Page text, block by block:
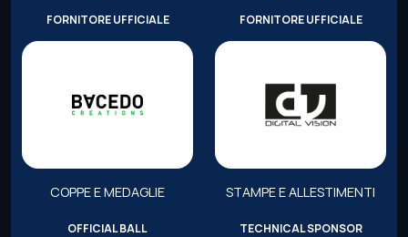
FORNITORE UFFICIALE
COPPE E MEDAGLIE
FORNITORE UFFICIALE
STAMPE E ALLESTIMENTI
OFFICIAL BALL TECHNICAL SPONSOR